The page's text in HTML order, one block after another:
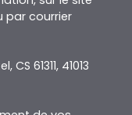
par courrier
61311, 41013